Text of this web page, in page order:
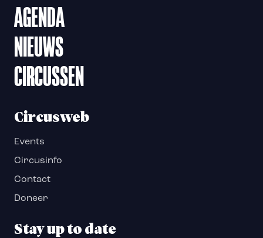
AGENDA
NIEUWS
CIRCUSSEN
Circusweb
Events
Circusinfo
Contact
Doneer
Stay up to date